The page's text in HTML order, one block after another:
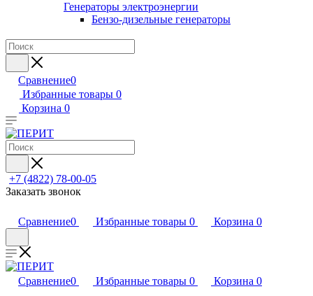
Генераторы электроэнергии
Бензо-дизельные генераторы
Сравнение0
Избранные товары 0
Корзина 0
+7 (4822) 78-00-05
Заказать звонок
Сравнение0 Избранные товары 0 Корзина 0
Сравнение0 Избранные товары 0 Корзина 0